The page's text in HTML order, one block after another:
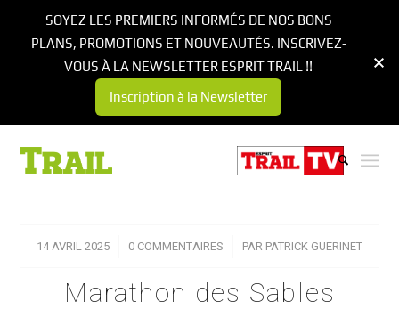
14 AVRIL 2025
/ 0 COMMENTAIRES
/ PAR PATRICK GUERINET
Marathon des Sables
SOYEZ LES PREMIERS INFORMÉS DE NOS BONS
PLANS, PROMOTIONS ET NOUVEAUTÉS. INSCRIVEZ-
VOUS À LA NEWSLETTER ESPRIT TRAIL !!
Inscription à la Newsletter